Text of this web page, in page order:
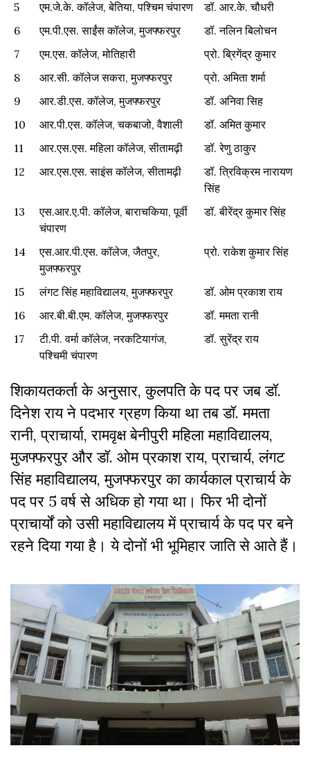
5
एम.जे.के. कॉलेज, बेतिया, पश्चिम चंपारण
डॉ. आर.के. चौधरी
6
एम.पी.एस. साईंस कॉलेज, मुजफ्फरपुर
डॉ. नलिन बिलोचन
7
एम.एस. कॉलेज, मोतिहारी
प्रो. ब्रिगेंद्र कुमार
8
आर.सी. कॉलेज सकरा, मुजफ्फरपुर
प्रो. अमिता शर्मा
9
आर.डी.एस. कॉलेज, मुजफ्फरपुर
डॉ. अनिवा सिह
10
आर.पी.एस. कॉलेज, चकबाजो, वैशाली
डॉ. अमित कुमार
11
आर.एस.एस. महिला कॉलेज, सीतामढ़ी
डॉ. रेणु ठाकुर
12
आर.एस.एस. साइंस कॉलेज, सीतामढ़ी
डॉ. त्रिविक्रम नारायण
सिंह
13
एस.आर.ए.पी. कॉलेज, बाराचकिया, पूर्वी
चंपारण
डॉ. बीरेंद्र कुमार सिंह
14
एस.आर.पी.एस. कॉलेज, जैतपुर,
मुजफ्फरपुर
प्रो. राकेश कुमार सिंह
15 लंगट सिंह महाविद्यालय, मुजफ्फरपुर
डॉ. ओम प्रकाश राय
16
आर.बी.बी.एम. कॉलेज, मुजफ्फरपुर
डॉ. ममता रानी
17
टी.पी. वर्मा कॉलेज, नरकटियागंज,
पश्चिमी चंपारण
डॉ. सुरेंद्र राय
शिकायतकर्ता के अनुसार, कुलपति के पद पर जब डॉ.
दिनेश राय ने पदभार ग्रहण किया था तब डॉ. ममता
रानी, प्राचार्या, रामवृक्ष बेनीपुरी महिला महाविद्यालय,
मुजफ्फरपुर और डॉ. ओम प्रकाश राय, प्राचार्य, लंगट
सिंह महाविद्यालय, मुजफ्फरपुर का कार्यकाल प्राचार्य के
पद पर 5 वर्ष से अधिक हो गया था। फिर भी दोनों
प्राचार्यों को उसी महाविद्यालय में प्राचार्य के पद पर बने
रहने दिया गया है। ये दोनों भी भूमिहार जाति से आते हैं।